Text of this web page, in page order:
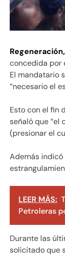
concedida por
El mandatario
“necesario el
Esto con el fin
señaló que “el
(presionar el
Además
LEER MÁS:
Petroleras
Durante las
solicitado que